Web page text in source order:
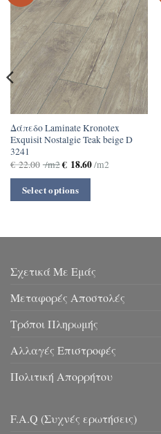
Δάπεδο Laminate Kronotex
Exquisit Nostalgie Teak beige D
3241
€22.00 /m2€18.60/m2
Select options
Σχετικά Με Εμάς
Μεταφορές Αποστολές
Τρόποι Πληρωμής
Αλλαγές Επιστροφές
Πολιτική Απορρήτου
F.A.Q (Συχνές ερωτήσεις)